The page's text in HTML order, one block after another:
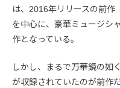
は、2016年リリースの前作
を中心に、豪華ミュージシ
作となっている。
しかし、まるで万華鏡の如
が収録されていたのが前作